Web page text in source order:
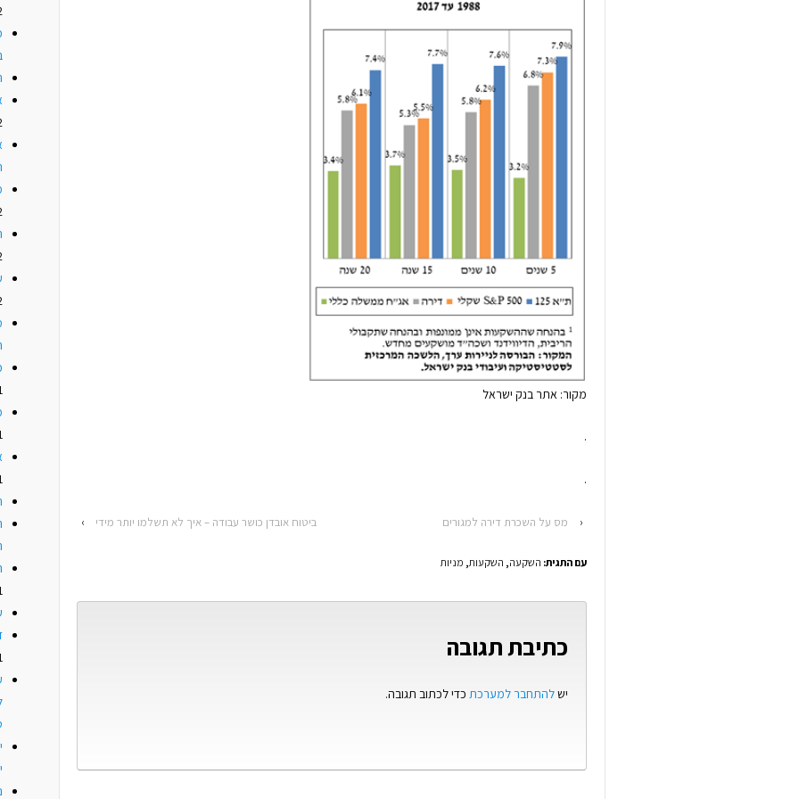
מקור: אתר בנק ישראל
.
.
‹ מס על השכרת דירה למגורים ביטוח אובדן כושר עבודה – איך לא תשלמו יותר מידי ›
עם התגית: השקעה, השקעות, מניות
כתיבת תגובה
ישלהתחבר למערכת כדי לכתוב תגובה.